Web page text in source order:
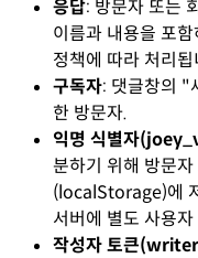
응답: 방문자 또는
이름과 내용을 포
정책에 따라 처리됩
구독자: 댓글창의 "
한 방문자.
익명 식별자
분하기 위해 방문
(localStorage)에
서버에 별도 사용
작성자 토큰